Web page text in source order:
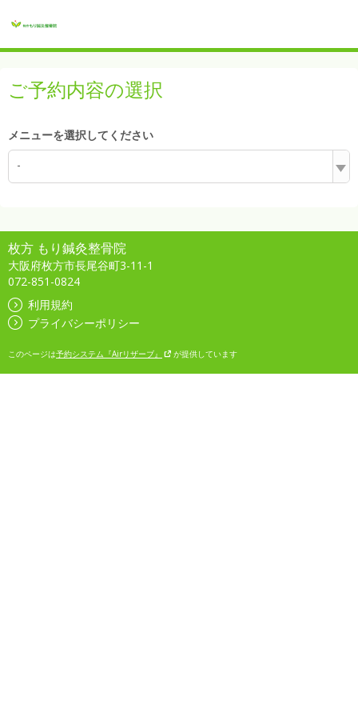
ご予約内容の選択
メニューを選択してください
-
枚方 もり鍼灸整骨院
大阪府枚方市長尾谷町3-11-1
072-851-0824
利用規約
プライバシーポリシー
このページは予約システム『Airリザーブ』 が提供しています